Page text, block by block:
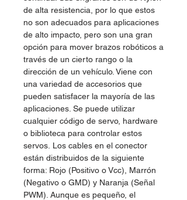
de alta resistencia, por lo que estos
no son adecuados para aplicaciones
de alto impacto, pero son una gran
opción para mover brazos robóticos a
través de un cierto rango o la
dirección de un vehículo. Viene con
una variedad de accesorios que
pueden satisfacer la mayoría de las
aplicaciones. Se puede utilizar
cualquier código de servo, hardware
o biblioteca para controlar estos
servos. Los cables en el conector
están distribuidos de la siguiente
forma: Rojo (Positivo o Vcc), Marrón
(Negativo o GMD) y Naranja (Señal
PWM). Aunque es pequeño, el